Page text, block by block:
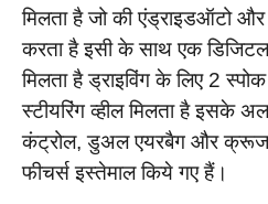
मिलता है जो की एंड्राइडऑटो और
करता है इसी के साथ एक
मिलता है ड्राइविंग के लिए 2
स्टीयरिंग व्हील मिलता है इसके
कंट्रोल, डुअल एयरबैग और क्रूज
फीचर्स इस्तेमाल किये गए हैं।